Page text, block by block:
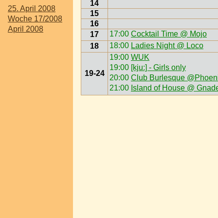
25. April 2008
Woche 17/2008
April 2008
14
15
16
17
17:00 Cocktail Time @ Mojo
18
18:00 Ladies Night @ Loco
19-24
19:00 WUK
19:00 [kju:] - Girls only
20:00 Club Burlesque
21:00 Island of House @